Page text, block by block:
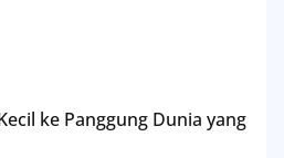
ke Panggung Dunia yang